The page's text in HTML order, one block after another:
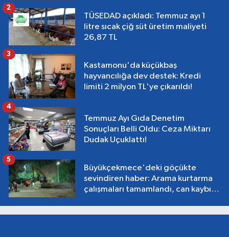
TÜSEDAD açıkladı: Temmuz ayı 1
litre sıcak çiğ süt üretim maliyeti
26,87 TL
2
Kastamonu'da küçükbaş
hayvancılığa dev destek: Kredi
limiti 2 milyon TL'ye çıkarıldı!
3
Temmuz Ayı Gıda Denetim
Sonuçları Belli Oldu: Ceza Miktarı
Dudak Uçuklattı!
4
Büyükçekmece'deki göçükte
sevindiren haber: Arama kurtarma
çalışmaları tamamlandı, can kaybı
5